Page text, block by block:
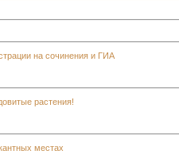
на сочинения и ГИА
растения!
местах